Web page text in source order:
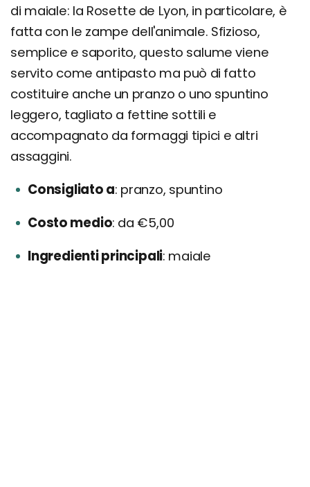
di maiale: la Rosette de Lyon, in particolare, è
fatta con le zampe dell'animale. Sfizioso,
semplice e saporito, questo salume viene
servito come antipasto ma può di fatto
costituire anche un pranzo o uno spuntino
leggero, tagliato a fettine sottili e
accompagnato da formaggi tipici e altri
assaggini.
Consigliato a pranzo, spuntino
Costo medio da €5,00
Ingredienti principali maiale